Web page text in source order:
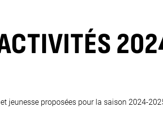
jeunesse proposées pour la saison 2024-